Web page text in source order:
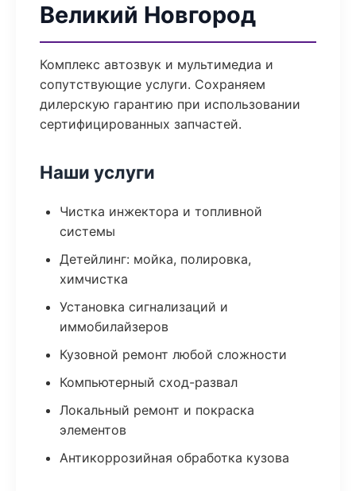
Великий Новгород
Комплекс автозвук и мультимедиа и
сопутствующие услуги. Сохраняем
дилерскую гарантию при использовании
сертифицированных запчастей.
Наши услуги
Чистка инжектора и топливной
системы
Детейлинг: мойка, полировка,
химчистка
Установка сигнализаций и
иммобилайзеров
Кузовной ремонт любой сложности
Компьютерный сход-развал
Локальный ремонт и покраска
элементов
Антикоррозийная обработка кузова